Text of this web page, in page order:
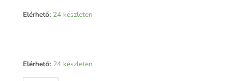
Elérhető: 24 készleten
Elérhető: 24 készleten
Antracit